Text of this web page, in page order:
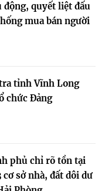
động, quyết liệt đấu
mua bán người
tỉnh Vĩnh Long
chức Đảng
phủ chỉ rõ tồn tại
sở nhà, đất dôi dư